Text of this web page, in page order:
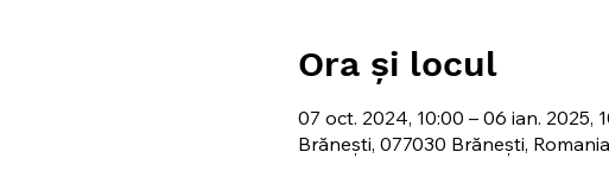
Ora și locul
07 oct. 2024, 10:00 – 06 ian. 2025,
Brănești, 077030 Brănești, Romania